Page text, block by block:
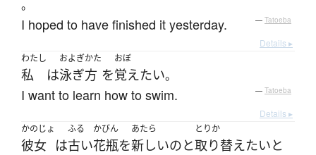
。
I hoped to have finished it yesterday. — Tatoeba
Details ▸
わたし
私 は
およぎかた
泳ぎ方 を
おぼ
覚えたい。
I want to learn how to swim. — Tatoeba
Details ▸
かのじょ
彼女 は
ふる
古い
かびん
花瓶を
あたら
新しいのと
とりか
取り替えたいと